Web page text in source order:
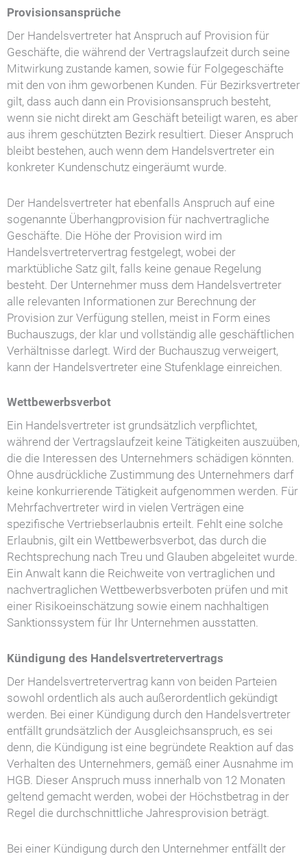
Provisionsansprüche
Der Handelsvertreter hat Anspruch auf Provision für
Geschäfte, die während der Vertragslaufzeit durch seine
Mitwirkung zustande kamen, sowie für Folgegeschäfte
mit den von ihm geworbenen Kunden. Für Bezirksvertreter
gilt, dass auch dann ein Provisionsanspruch besteht,
wenn sie nicht direkt am Geschäft beteiligt waren, es aber
aus ihrem geschützten Bezirk resultiert. Dieser Anspruch
bleibt bestehen, auch wenn dem Handelsvertreter ein
konkreter Kundenschutz eingeräumt wurde.
Der Handelsvertreter hat ebenfalls Anspruch auf eine
sogenannte Überhangprovision für nachvertragliche
Geschäfte. Die Höhe der Provision wird im
Handelsvertretervertrag festgelegt, wobei der
marktübliche Satz gilt, falls keine genaue Regelung
besteht. Der Unternehmer muss dem Handelsvertreter
alle relevanten Informationen zur Berechnung der
Provision zur Verfügung stellen, meist in Form eines
Buchauszugs, der klar und vollständig alle geschäftlichen
Verhältnisse darlegt. Wird der Buchauszug verweigert,
kann der Handelsvertreter eine Stufenklage einreichen.
Wettbewerbsverbot
Ein Handelsvertreter ist grundsätzlich verpflichtet,
während der Vertragslaufzeit keine Tätigkeiten auszuüben,
die die Interessen des Unternehmers schädigen könnten.
Ohne ausdrückliche Zustimmung des Unternehmers darf
keine konkurrierende Tätigkeit aufgenommen werden. Für
Mehrfachvertreter wird in vielen Verträgen eine
spezifische Vertriebserlaubnis erteilt. Fehlt eine solche
Erlaubnis, gilt ein Wettbewerbsverbot, das durch die
Rechtsprechung nach Treu und Glauben abgeleitet wurde.
Ein Anwalt kann die Reichweite von vertraglichen und
nachvertraglichen Wettbewerbsverboten prüfen und mit
einer Risikoeinschätzung sowie einem nachhaltigen
Sanktionssystem für Ihr Unternehmen ausstatten.
Kündigung des Handelsvertretervertrags
Der Handelsvertretervertrag kann von beiden Parteien
sowohl ordentlich als auch außerordentlich gekündigt
werden. Bei einer Kündigung durch den Handelsvertreter
entfällt grundsätzlich der Ausgleichsanspruch, es sei
denn, die Kündigung ist eine begründete Reaktion auf das
Verhalten des Unternehmers, gemäß einer Ausnahme im
HGB. Dieser Anspruch muss innerhalb von 12 Monaten
geltend gemacht werden, wobei der Höchstbetrag in der
Regel die durchschnittliche Jahresprovision beträgt.
Bei einer Kündigung durch den Unternehmer entfällt der